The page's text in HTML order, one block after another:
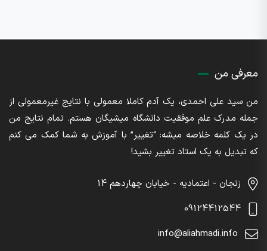
معرفی من
من سید علی احمدی، یک آدم کاملا معمولی با نتایج غیرمعمولی از
جمله مدرک علم موفقیت دانشگاه میشیگان هستم. تمام نتایج من
در یک کلمه خلاصه میشه: “تغییر” با آموزش به شما کمک می کنم
که تبدیل به یک استاد تغییر بشید!
زنجان - اعتمادیه - خیابان چهاردهم 14
09124412544
info@aliahmadi.info